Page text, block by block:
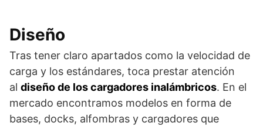
Diseño
Tras tener claro apartados como la velocidad de
carga y los estándares, toca prestar atención
al diseño de los cargadores inalámbricos. En el
mercado encontramos modelos en forma de
bases, docks, alfombras y cargadores que